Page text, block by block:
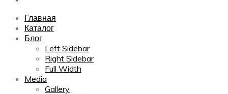
Главная
Каталог
Блог
Left Sidebar
Right Sidebar
Full Width
Media
Gallery